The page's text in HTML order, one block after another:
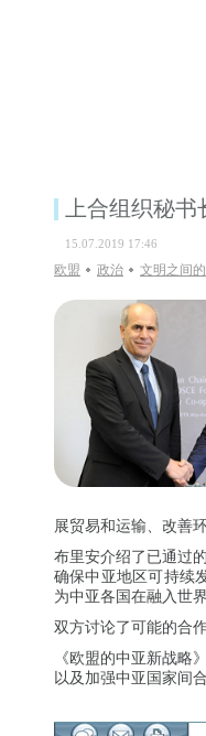
上合组织秘
15.07.2019 17:46
欧盟 政治 文明之间
展贸易和运输、改善
布里安介绍了已通过
确保中亚地区可持续
为中亚各国在融入世
双方讨论了可能的合
《欧盟的中亚新战略
以及加强中亚国家间